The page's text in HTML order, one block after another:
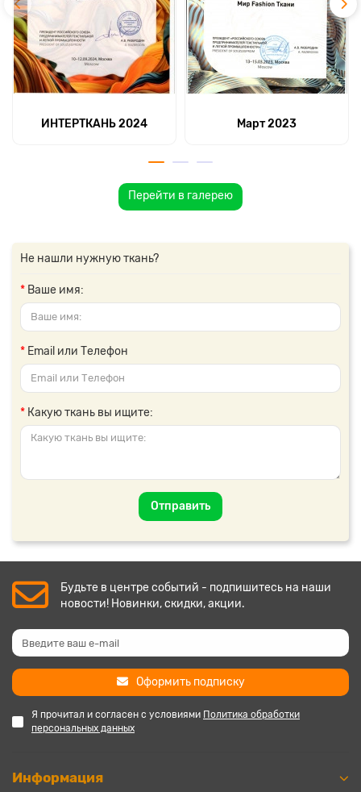
ИНТЕРТКАНЬ 2024 Март 2023
Перейти в галерею
Не нашли нужную ткань?
Ваше имя:
Email или Телефон
Какую ткань вы ищите:
Отправить
Будьте в центре событий - подпишитесь на наши
новости! Новинки, скидки, акции.
Оформить подписку
Я прочитал и согласен с условиями Политика обработки
персональных данных
Информация